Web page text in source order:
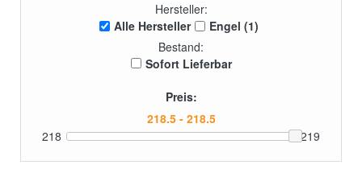
Hersteller:
Alle Hersteller
Engel (1)
Bestand:
Sofort Lieferbar
Preis:
218 219